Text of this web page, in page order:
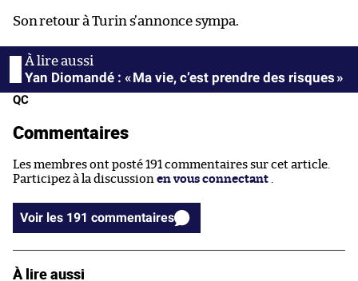
Son retour à Turin s’annonce sympa.
Yan Diomandé : « Ma vie, c’est prendre des risques »
QC
Commentaires
Les membres ont posté 191 commentaires sur cet article.
Participez à la discussion en vous connectant
Voir les 191 commentaires
À lire aussi